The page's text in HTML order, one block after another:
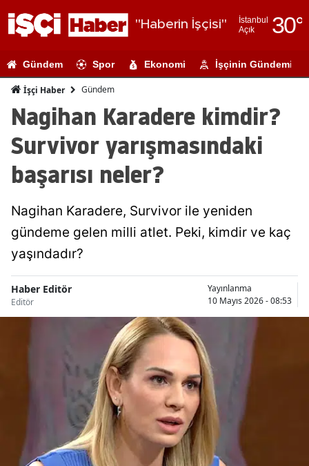
"Haberin İşçisi"
İstanbul
Açık
30°
Adıyaman
Ağrı
Amasya
Artvin
Balıkesir
Gündem Spor Ekonomi İşçinin Gündemi
İşçi Haber Gündem
Nagihan Karadere kimdir?
Survivor yarışmasındaki
başarısı neler?
Nagihan Karadere, Survivor ile yeniden
gündeme gelen milli atlet. Peki, kimdir ve kaç
yaşındadır?
Haber Editör
Editör
Yayınlanma
10 Mayıs 2026 - 08:53